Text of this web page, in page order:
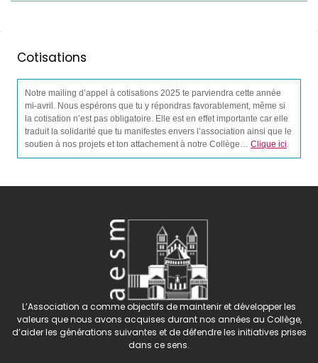
Cotisations
Notre mailing d’appel à cotisations 2025 te parviendra cette année
mi-avril. Nous espérons que tu y répondras favorablement, même si
la cotisation n’est pas obligatoire. Elle est en effet importante car elle
traduit la solidarité que tu manifestes envers l’association ainsi que le
soutien à nos projets et ton attachement à notre Collège… Clique ici.
L’Association a comme objectifs de maintenir et développer les
valeurs que nous avons acquises durant nos années au Collège,
d’aider les générations suivantes et de défendre les initiatives prises
dans ce sens.